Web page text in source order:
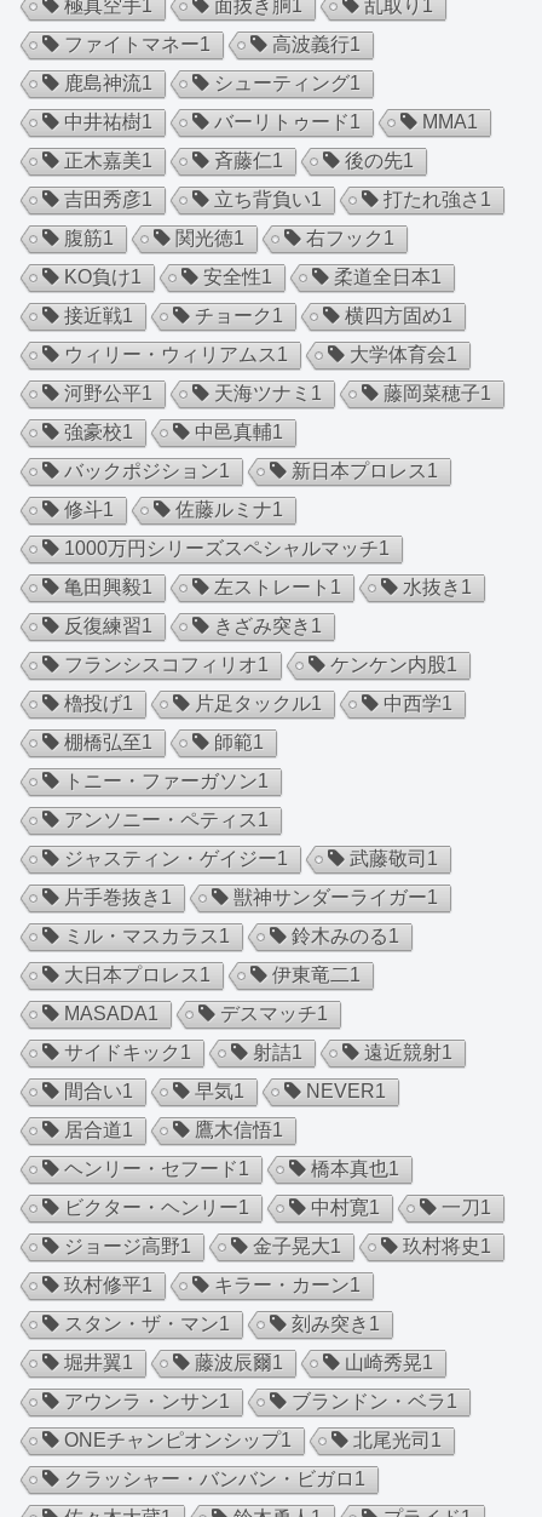
極真空手1 面抜き胴 1 乱取り 1
ファイトマネー1 高波義行1
鹿島神流1 シューティング1
中井祐樹1 バーリトゥード1 MMA1
正木嘉美1 斉藤仁1 後の先1
吉田秀彦1 立ち背負い1 打たれ強さ 1
腹筋1 関光徳1 右フック1
KO負け1 安全性1 柔道全日本1
接近戦1 チョーク1 横四方固め1
ウィリー・ウィリアムス1 大学体育会1
河野公平1 天海ツナミ 1 藤岡菜穂子1
強豪校1 中邑真輔1
バックポジション1 新日本プロレス1
修斗1 佐藤ルミナ1
1000万円シリーズスペシャルマッチ1
亀田興毅1 左ストレート 1 水抜き 1
反復練習1 きざみ突き 1
フランシスコフィリオ1 ケンケン内股1
櫓投げ1 片足タックル1 中西学1
棚橋弘至1 師範1
トニー・ファーガソン1
アンソニー・ペティス1
ジャスティン・ゲイジー1 武藤敬司 1
片手巻抜き 1 獣神サンダーライガー1
ミル・マスカラス1 鈴木みのる1
大日本プロレス1 伊東竜二1
MASADA1 デスマッチ1
サイドキック1 射詰1 遠近競射1
間合い1 早気1 NEVER1
居合道1 鷹木信悟1
ヘンリー・セフード1 橋本真也1
ビクター・ヘンリー1 中村寛1 一刀1
ジョージ高野1 金子晃大1 玖村将史1
玖村修平1 キラー・カーン1
スタン・ザ・マン1 刻み突き 1
堀井翼1 藤波辰爾1 山崎秀晃1
アウンラ・ンサン1 ブランドン・ベラ1
ONEチャンピオンシップ1 北尾光司 1
クラッシャー・バンバン・ビガロ 1